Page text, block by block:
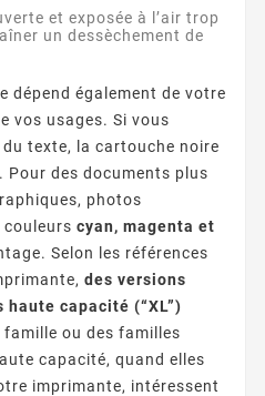
et exposée à l’air trop
un dessèchement de
dépend également de votre
vos usages. Si vous
texte, la cartouche noire
des documents plus
photos
cyan, magenta et
Selon les références
des versions
capacité (“XL”)
ou des familles
capacité, quand elles
imprimante, intéressent